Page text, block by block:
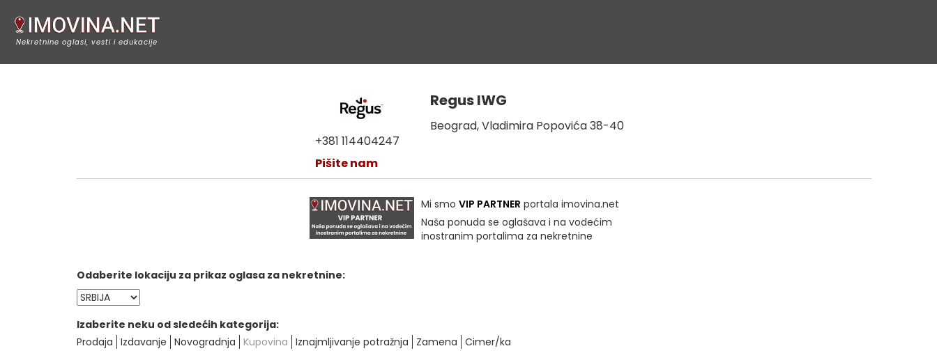
Regus IWG
Beograd, Vladimira Popovića 38-40
+381 114404247
Pišite nam
Mi smo VIP PARTNER portala imovina.net
Naša ponuda se oglašava i na vodećim
inostranim portalima za nekretnine
Odaberite lokaciju za prikaz oglasa za nekretnine:
Izaberite neku od sledećih kategorija:
Prodaja Izdavanje Novogradnja Kupovina Iznajmljivanje potražnja Zamena Cimer/ka
Nekretnine oglasi, vesti i edukacije